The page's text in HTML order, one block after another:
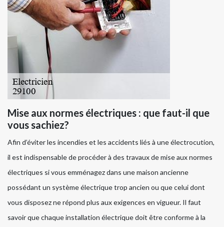
Mise aux normes électriques : que faut-il que
vous sachiez?
Afin d’éviter les incendies et les accidents liés à une électrocution,
il est indispensable de procéder à des travaux de mise aux normes
électriques si vous emménagez dans une maison ancienne
possédant un système électrique trop ancien ou que celui dont
vous disposez ne répond plus aux exigences en vigueur. Il faut
savoir que chaque installation électrique doit être conforme à la